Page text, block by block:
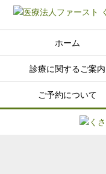
ホーム
診療に関するご案内
ご予約について